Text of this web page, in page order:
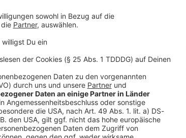
. Er wurde auch schon
Zeitraum wurden die
für Katzen gut verträglich
Impfung festgestellt
und den USA
Auf diese Weise verteilen
Du